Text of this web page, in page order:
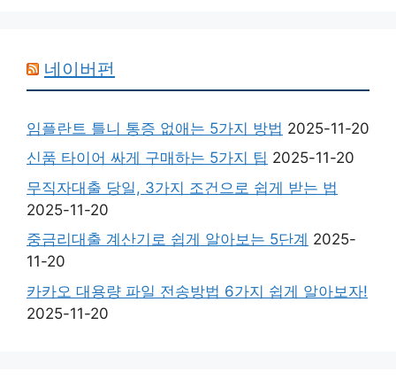
네이버펀
임플란트 틀니 통증 없애는 5가지 방법 2025-11-20
신품 타이어 싸게 구매하는 5가지 팁 2025-11-20
무직자대출 당일, 3가지 조건으로 쉽게 받는 법
2025-11-20
중금리대출 계산기로 쉽게 알아보는 5단계 2025-
11-20
카카오 대용량 파일 전송방법 6가지 쉽게 알아보자!
2025-11-20